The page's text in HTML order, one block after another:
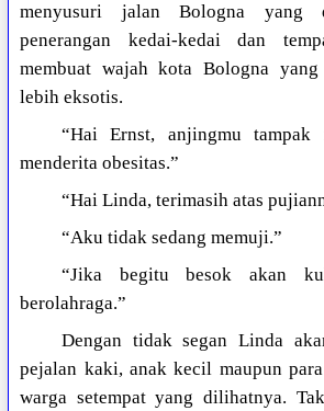
menyusuri jalan Bologna yang
penerangan kedai-kedai dan
membuat wajah kota Bologna
lebih eksotis.
“Hai Ernst, anjingmu
menderita obesitas.”
“Hai Linda, terimasih atas
“Aku tidak sedang memuji.”
“Jika begitu besok akan
berolahraga.”
Dengan tidak segan Linda
pejalan kaki, anak kecil maupun
warga setempat yang dilihatnya.